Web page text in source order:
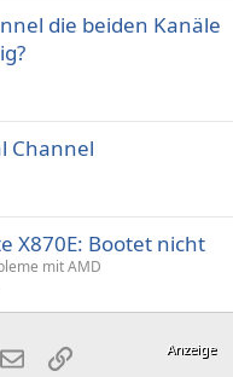
die beiden Kanäle
Channel
X870E: Bootet nicht
mit AMD
E-MailLink